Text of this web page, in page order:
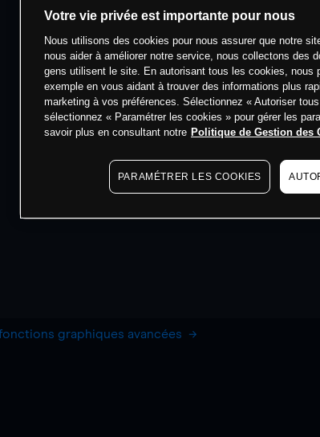
graphiques avancées
Votre vie privée est importante pour nous
Nous utilisons des cookies pour nous assurer que notre
nous aider à améliorer notre service, nous collectons des
gens utilisent le site. En autorisant tous les cookies, nous
exemple en vous aidant à trouver des informations plus
marketing à vos préférences. Sélectionnez « Autoriser
sélectionnez « Paramétrer les cookies » pour gérer les
savoir plus en consultant notre Politique de Gestion des
PARAMÉTRER LES COOKIES